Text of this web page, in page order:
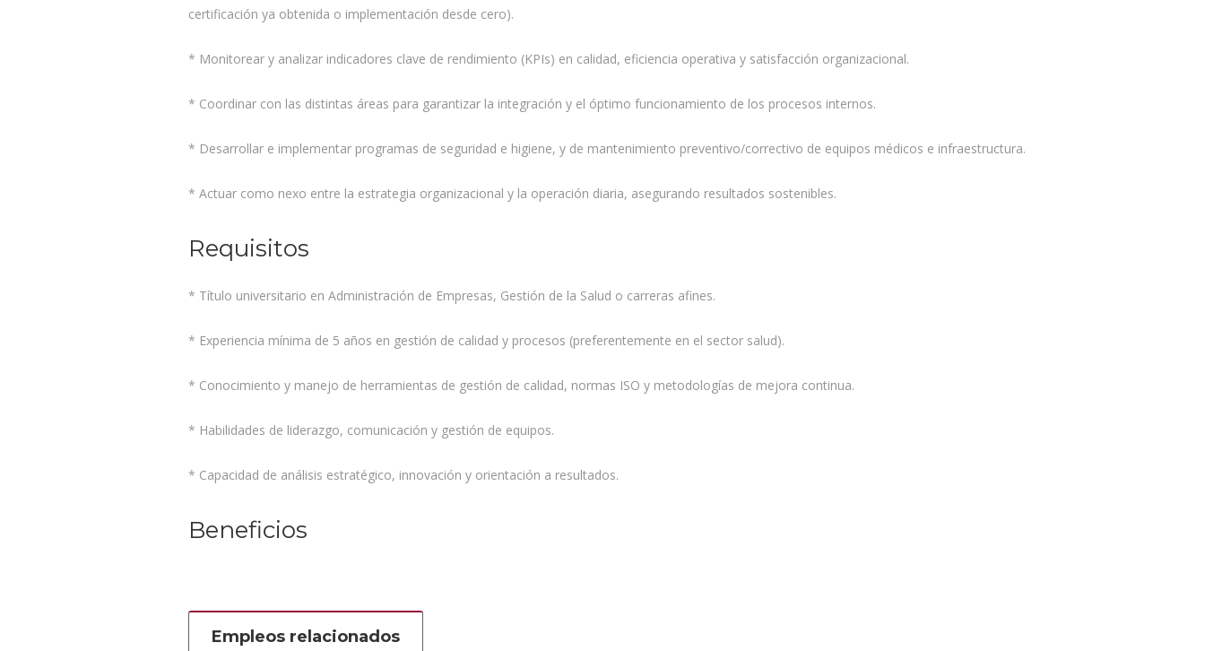
certificación ya obtenida o implementación desde cero).
* Monitorear y analizar indicadores clave de rendimiento (KPIs) en calidad, eficiencia operativa y satisfacción organizacional.
* Coordinar con las distintas áreas para garantizar la integración y el óptimo funcionamiento de los procesos internos.
* Desarrollar e implementar programas de seguridad e higiene, y de mantenimiento preventivo/correctivo de equipos médicos e infraestructura.
* Actuar como nexo entre la estrategia organizacional y la operación diaria, asegurando resultados sostenibles.
Requisitos
* Título universitario en Administración de Empresas, Gestión de la Salud o carreras afines.
* Experiencia mínima de 5 años en gestión de calidad y procesos (preferentemente en el sector salud).
* Conocimiento y manejo de herramientas de gestión de calidad, normas ISO y metodologías de mejora continua.
* Habilidades de liderazgo, comunicación y gestión de equipos.
* Capacidad de análisis estratégico, innovación y orientación a resultados.
Beneficios
Empleos relacionados